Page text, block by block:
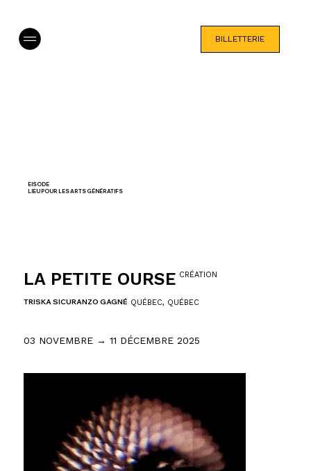
EISODE
LIEU POUR LES ARTS GÉNÉRATIFS
BILLETTERIE
LA PETITE OURSE CRÉATION
TRISKA SICURANZO GAGNÉ QUÉBEC, QUÉBEC
03 NOVEMBRE → 11 DÉCEMBRE 2025